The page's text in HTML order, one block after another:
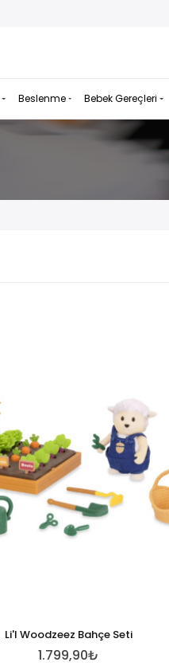
Beslenme Bebek Gereçleri
Li'l Woodzeez Bahçe Seti
1.799,90₺